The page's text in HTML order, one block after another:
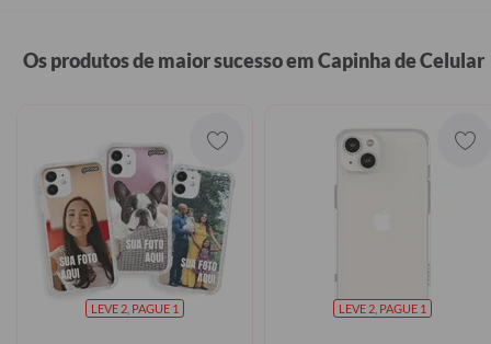
Os produtos de maior sucesso em Capinha de Celular
LEVE 2, PAGUE 1 LEVE 2, PAGUE 1